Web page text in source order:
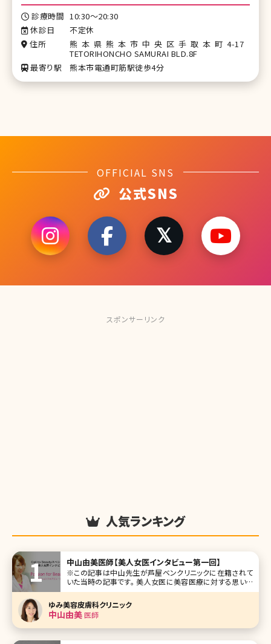
診療時間 10:30～20:30
休診日
不定休
住所
熊本県熊本市中央区手取本町4-17
TETORIHONCHO SAMURAI BLD.8F
最寄り駅
熊本市電通町筋駅徒歩4分
OFFICIAL SNS
公式SNS
スポンサーリンク
人気ランキング
中山由美医師【美人女医インタビュー第一回】
※この記事は中山先生が芦屋ベンクリニックに在籍されて
いた当時の記事です。 美人女医に美容医療に対する思いを
掘り下げて聞く新シリーズです。美容整形、美肌、アンチエイ
ジング、脱毛など女性ならば興味がある分野の医療面での
スペシャリスト、インタビューの第一回は兵庫県芦屋市の芦
屋ベンクリニック勤務の美容皮膚
ゆみ美容皮膚科クリニック
中山由美医師